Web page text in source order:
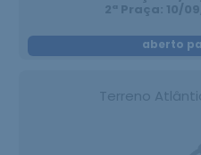
2ª Praça: 10/
aberto
Terreno